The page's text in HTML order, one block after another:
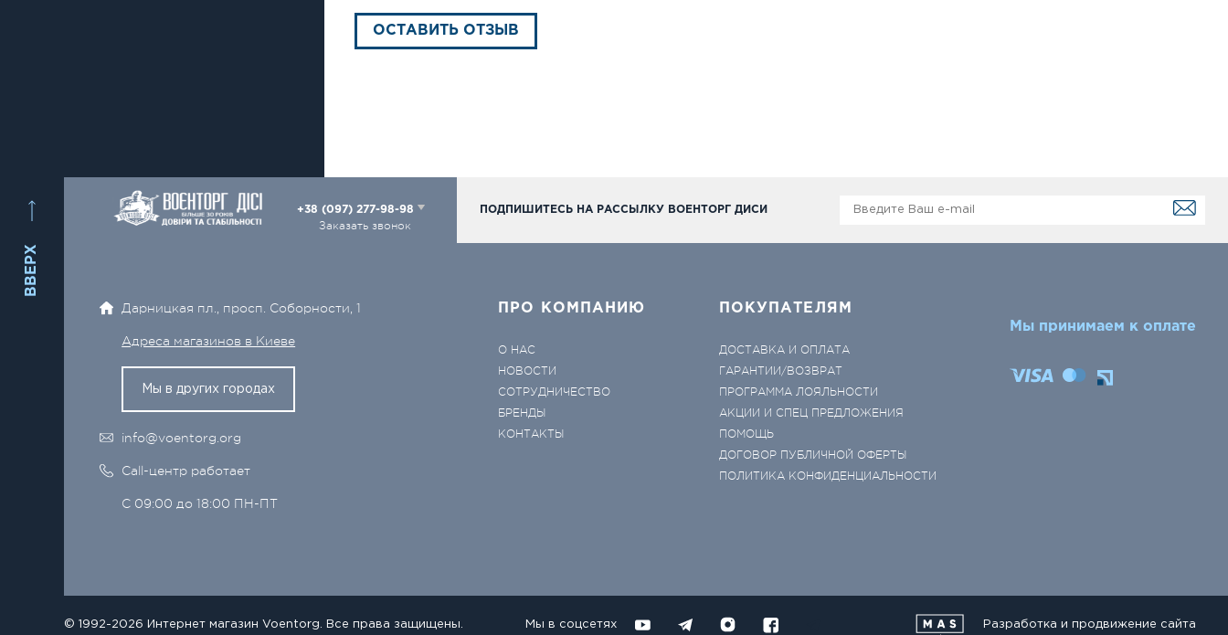
ОСТАВИТЬ ОТЗЫВ
ВВЕРХ
+38 (097) 277-98-98
Заказать звонок
ПОДПИШИТЕСЬ НА РАССЫЛКУ ВОЕНТОРГ ДИСИ
Дарницкая пл., просп. Соборности, 1
Адреса магазинов в Киеве
Мы в других городах
info@voentorg.org
Call-центр работает
С 09:00 до 18:00 ПН-ПТ
ПРО КОМПАНИЮ
О НАС
НОВОСТИ
СОТРУДНИЧЕСТВО
БРЕНДЫ
КОНТАКТЫ
ПОКУПАТЕЛЯМ
ДОСТАВКА И ОПЛАТА
ГАРАНТИИ/ВОЗВРАТ
ПРОГРАММА ЛОЯЛЬНОСТИ
АКЦИИ И СПЕЦ ПРЕДЛОЖЕНИЯ
ПОМОЩЬ
ДОГОВОР ПУБЛИЧНОЙ ОФЕРТЫ
ПОЛИТИКА КОНФИДЕНЦИАЛЬНОСТИ
Мы принимаем к оплате
© 1992-2026 Интернет магазин Voentorg. Все права защищены. Мы в соцсетях Разработка и продвижение сайта